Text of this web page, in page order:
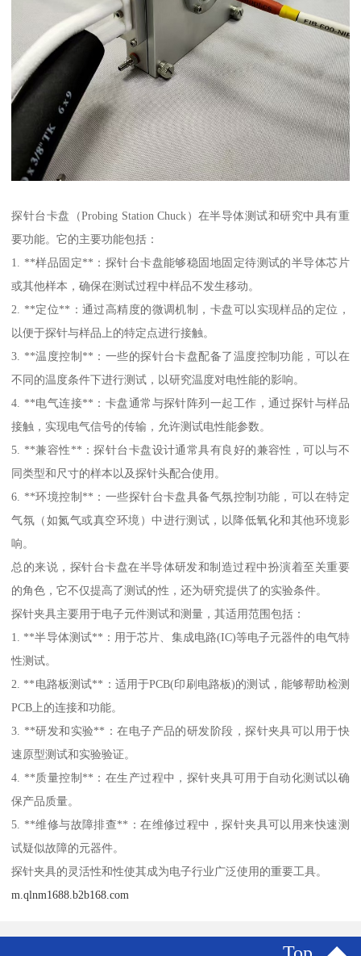
探针台卡盘（Probing Station Chuck）在半导体测试和研究中具有重
要功能。它的主要功能包括：
1. **样品固定**：探针台卡盘能够稳固地固定待测试的半导体芯片
或其他样本，确保在测试过程中样品不发生移动。
2. **定位**：通过高精度的微调机制，卡盘可以实现样品的定位，
以便于探针与样品上的特定点进行接触。
3. **温度控制**：一些的探针台卡盘配备了温度控制功能，可以在
不同的温度条件下进行测试，以研究温度对电性能的影响。
4. **电气连接**：卡盘通常与探针阵列一起工作，通过探针与样品
接触，实现电气信号的传输，允许测试电性能参数。
5. **兼容性**：探针台卡盘设计通常具有良好的兼容性，可以与不
同类型和尺寸的样本以及探针头配合使用。
6. **环境控制**：一些探针台卡盘具备气氛控制功能，可以在特定
气氛（如氮气或真空环境）中进行测试，以降低氧化和其他环境影
响。
总的来说，探针台卡盘在半导体研发和制造过程中扮演着至关重要
的角色，它不仅提高了测试的性，还为研究提供了的实验条件。
探针夹具主要用于电子元件测试和测量，其适用范围包括：
1. **半导体测试**：用于芯片、集成电路(IC)等电子元器件的电气特
性测试。
2. **电路板测试**：适用于PCB(印刷电路板)的测试，能够帮助检测
PCB上的连接和功能。
3. **研发和实验**：在电子产品的研发阶段，探针夹具可以用于快
速原型测试和实验验证。
4. **质量控制**：在生产过程中，探针夹具可用于自动化测试以确
保产品质量。
5. **维修与故障排查**：在维修过程中，探针夹具可以用来快速测
试疑似故障的元器件。
探针夹具的灵活性和性使其成为电子行业广泛使用的重要工具。
m.qlnm1688.b2b168.com